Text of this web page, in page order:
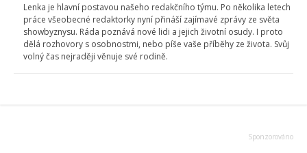
Lenka je hlavní postavou našeho redakčního týmu. Po několika letech
práce všeobecné redaktorky nyní přináší zajímavé zprávy ze světa
showbyznysu. Ráda poznává nové lidi a jejich životní osudy. I proto
dělá rozhovory s osobnostmi, nebo píše vaše příběhy ze života. Svůj
volný čas nejraději věnuje své rodině.